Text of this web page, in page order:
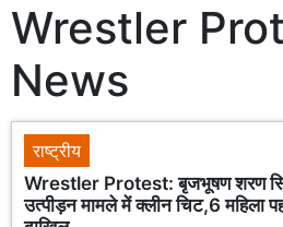
Wrestler
News
राष्ट्रीय
Wrestler Protest: बृजभूषण शरण सिंह
उत्पीड़न मामले में क्लीन चिट,6 महिला